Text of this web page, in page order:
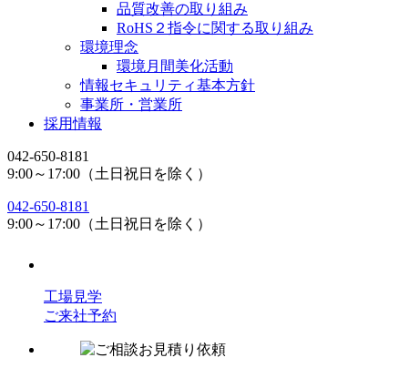
品質改善の取り組み
RoHS２指令に関する取り組み
環境理念
環境月間美化活動
情報セキュリティ基本方針
事業所・営業所
採用情報
042-650-8181
9:00～17:00（土日祝日を除く）
042-650-8181
9:00～17:00（土日祝日を除く）
工場見学
ご来社予約